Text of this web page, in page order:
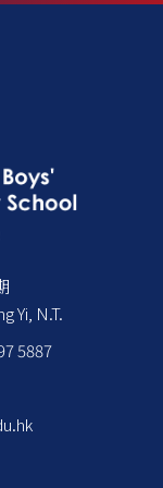
Yi, N.T.
5887